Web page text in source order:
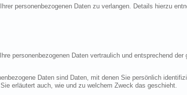
personenbezogenen Daten zu verlangen. Details hierzu
personenbezogenen Daten vertraulich und entsprechend der
Daten sind Daten, mit denen Sie persönlich
erläutert auch, wie und zu welchem Zweck das geschieht.